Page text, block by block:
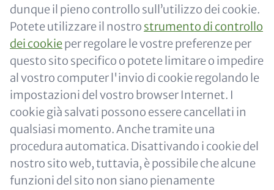
dunque il pieno controllo sull’utilizzo dei cookie.
Potete utilizzare il nostro strumento di controllo
dei cookieper regolare le vostre preferenze per
questo sito specifico o potete limitare o impedire
al vostro computer l'invio di cookie regolando le
impostazioni del vostro browser Internet. I
cookie già salvati possono essere cancellati in
qualsiasi momento. Anche tramite una
procedura automatica. Disattivando i cookie del
nostro sito web, tuttavia, è possibile che alcune
funzioni del sito non siano pienamente